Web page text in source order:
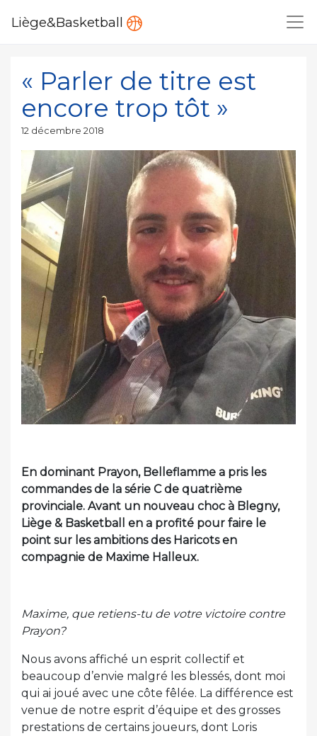
Liège&Basketball
« Parler de titre est
encore trop tôt »
Publié
12 décembre 2018
En dominant Prayon, Belleflamme a pris les
commandes de la série C de quatrième
provinciale. Avant un nouveau choc à Blegny,
Liège & Basketball en a profité pour faire le
point sur les ambitions des Haricots en
compagnie de Maxime Halleux.
Maxime, que retiens-tu de votre victoire contre
Prayon?
Nous avons affiché un esprit collectif et
beaucoup d’envie malgré les blessés, dont moi
qui ai joué avec une côte fêlée. La différence est
venue de notre esprit d’équipe et des grosses
prestations de certains joueurs, dont Loris